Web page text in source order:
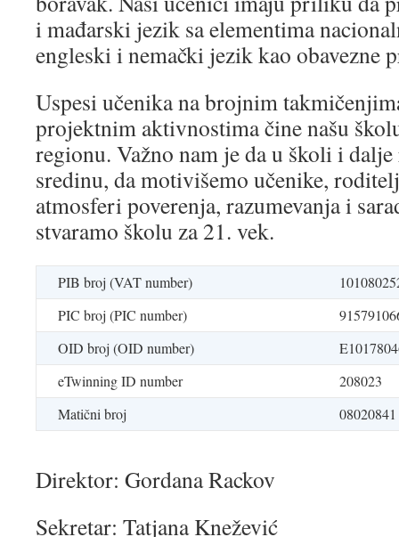
i mađarski jezik sa elementima
engleski i nemački jezik kao obavezne
Uspesi učenika na brojnim
projektnim aktivnostima čine našu
regionu. Važno nam je da u školi i
sredinu, da motivišemo učenike,
atmosferi poverenja, razumevanja i
stvaramo školu za 21. vek.
PIB broj (VAT number)
PIC broj (PIC number)
OID broj (OID number)
eTwinning ID number
208023
Matični broj
Direktor: Gordana Rackov
Sekretar: Tatjana Knežević